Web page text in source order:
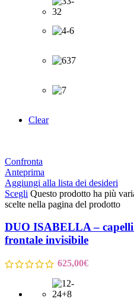
Clear
Confronta
Anteprima
Aggiungi alla lista dei desideri
Scegli Questo prodotto ha più
scelte nella pagina del prodotto
DUO ISABELLA –
frontale invisibile
625,00€